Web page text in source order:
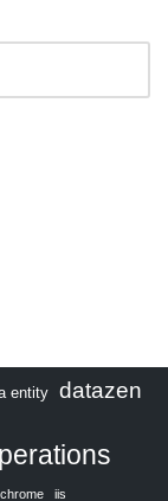
entity datazen
iis